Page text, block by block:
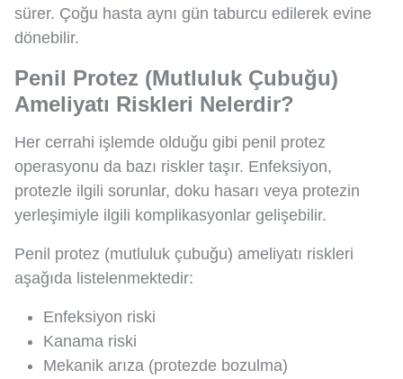
sürer. Çoğu hasta aynı gün taburcu edilerek evine
dönebilir.
Penil Protez (Mutluluk Çubuğu)
Ameliyatı Riskleri Nelerdir?
Her cerrahi işlemde olduğu gibi penil protez
operasyonu da bazı riskler taşır. Enfeksiyon,
protezle ilgili sorunlar, doku hasarı veya protezin
yerleşimiyle ilgili komplikasyonlar gelişebilir.
Penil protez (mutluluk çubuğu) ameliyatı riskleri
aşağıda listelenmektedir:
Enfeksiyon riski
Kanama riski
Mekanik arıza (protezde bozulma)